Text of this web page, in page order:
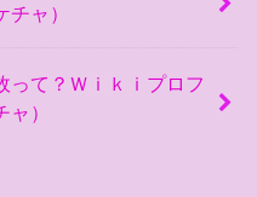
ャ）
って？Ｗｉｋｉプロフ
）